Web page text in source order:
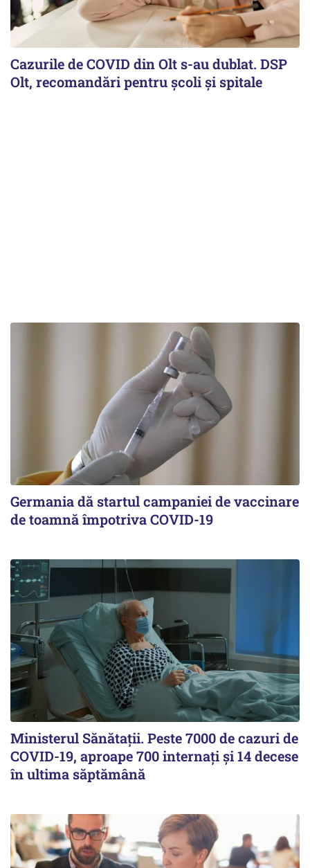
Cazurile de COVID din Olt s-au dublat. DSP
Olt, recomandări pentru școli și spitale
Germania dă startul campaniei de vaccinare
de toamnă împotriva COVID-19
Ministerul Sănătații. Peste 7000 de cazuri de
COVID-19, aproape 700 internați și 14 decese
în ultima săptămână